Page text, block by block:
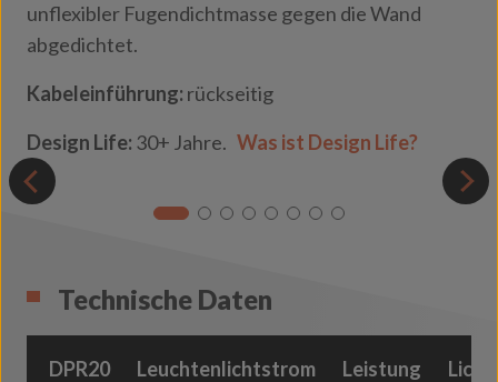
unflexibler Fugendichtmasse gegen die Wand
abgedichtet.
Kabeleinführung: rückseitig
Design Life: 30+ Jahre. Was ist Design Life?
Technische Daten
DPR20
Leuchtenlichtstrom
Leistung